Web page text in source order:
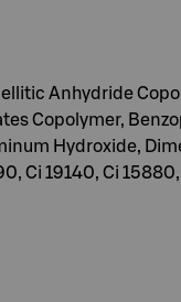
Anhydride
Copolymer,
Hydroxide,
Ci 19140, Ci